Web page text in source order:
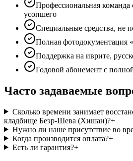
Профессиональная
усопшего
Специальные средства, не
Полная фотодокументация
Поддержка на иврите,
Годовой абонемент с
Часто задаваемые
Сколько времени занимает
кладбище Беэр-Шева (Хишан)?+
Нужно ли наше присутствие во
Когда производится оплата?+
Есть ли гарантия?+